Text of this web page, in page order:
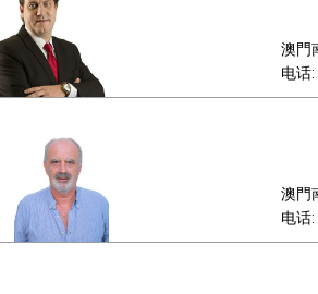
澳門
电话:
澳門
电话: